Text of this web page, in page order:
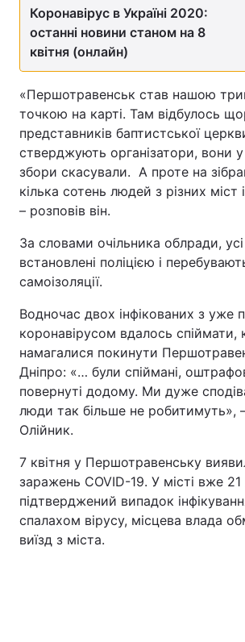
Коронавірус в Україні 2020:
останні новини станом на 8
квітня (онлайн)
«Першотравенськ став нашою
точкою на карті. Там відбулось
представників баптистської
стверджують організатори, вони
збори скасували. А проте на
кілька сотень людей з різних міст
– розповів він.
За словами очільника облради,
встановлені поліцією і
самоізоляції.
Водночас двох інфікованих з уже
коронавірусом вдалось спіймати,
намагалися покинути
Дніпро: «… були спіймані,
повернуті додому. Ми дуже
люди так більше не робитимуть»,
Олійник.
7 квітня у Першотравенську
заражень COVID-19. У місті вже
підтверджений випадок
спалахом вірусу, місцева влада
виїзд з міста.